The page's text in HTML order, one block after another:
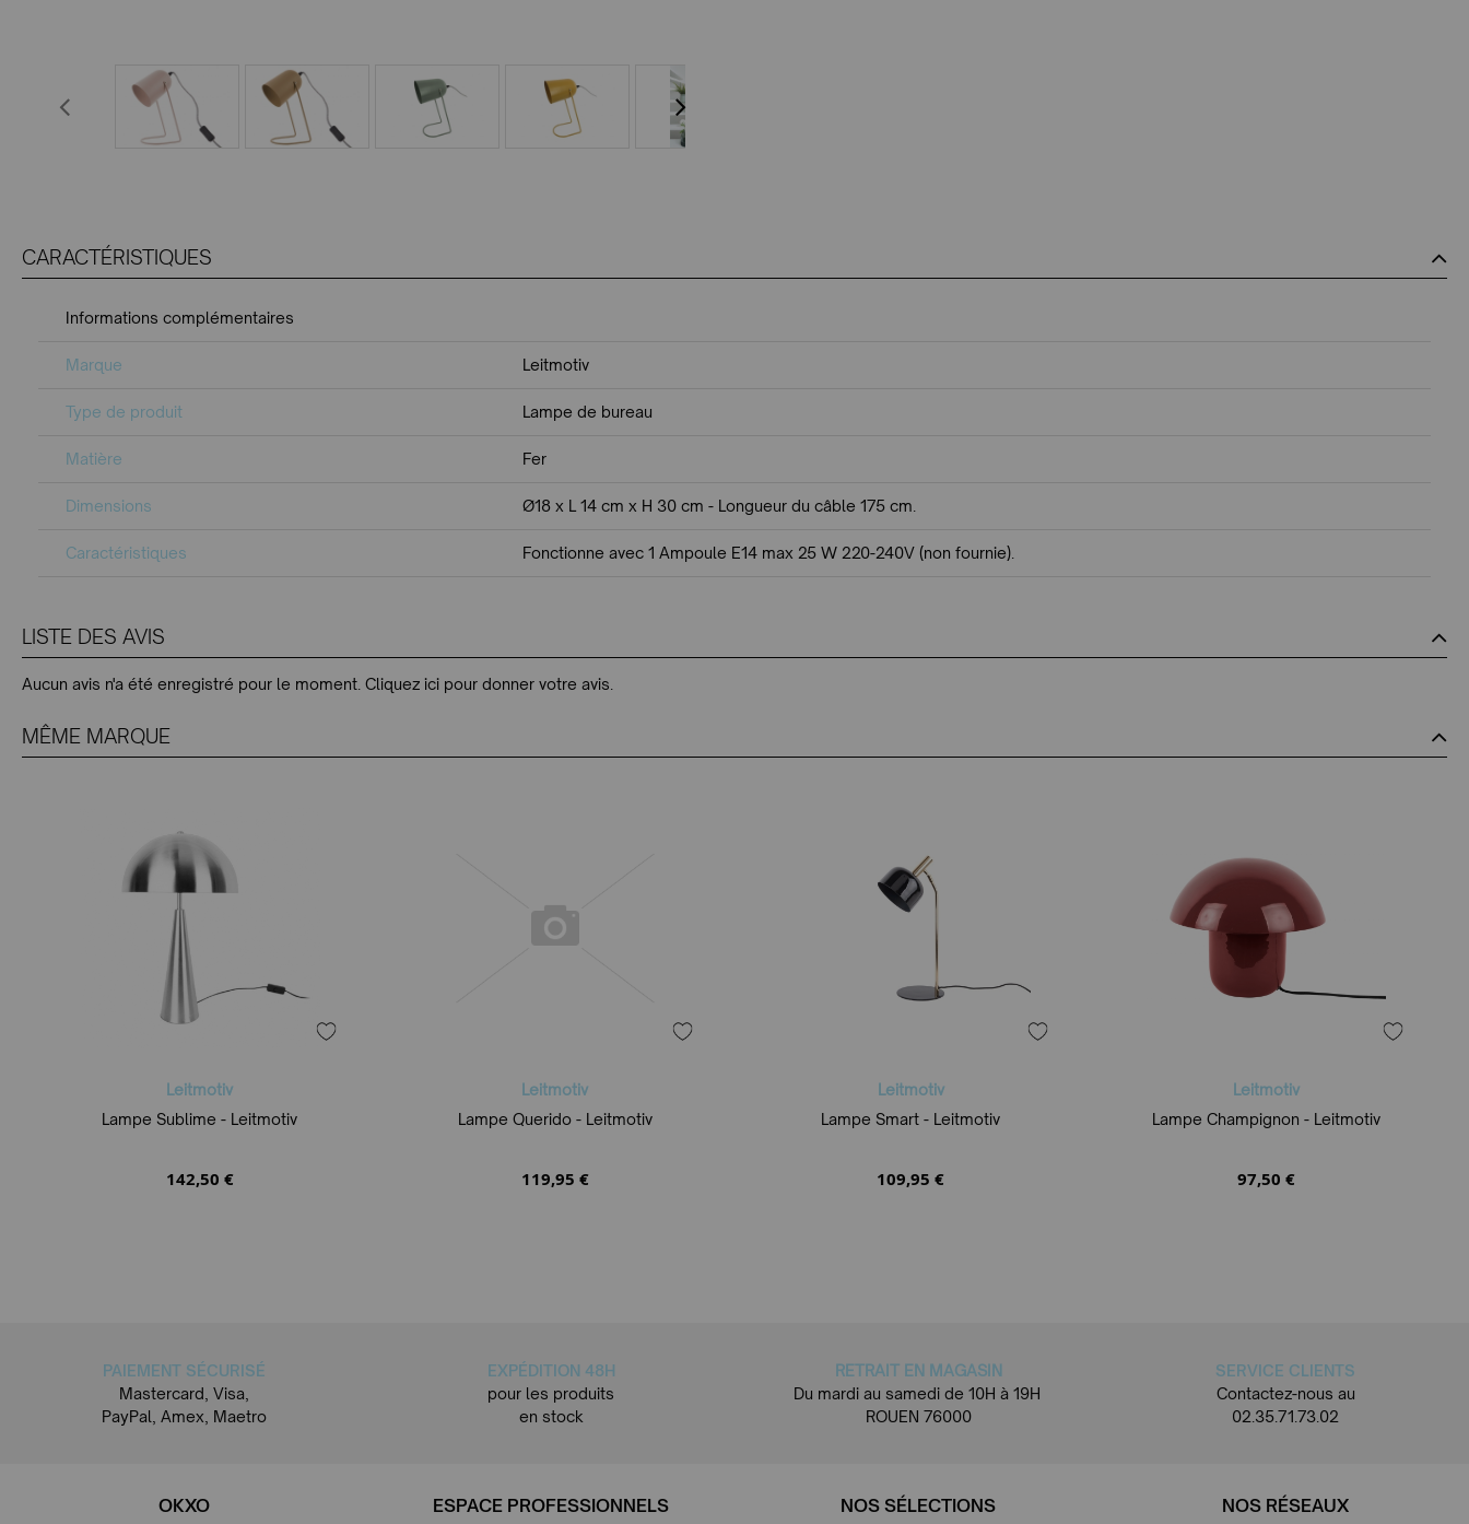
CARACTÉRISTIQUES
Informations complémentaires
Marque Leitmotiv
Type de produit Lampe de bureau
Matière Fer
Dimensions Ø18 x L 14 cm x H 30 cm - Longueur du câble 175 cm.
Caractéristiques Fonctionne avec 1 Ampoule E14 max 25 W 220-240V (non fournie).
LISTE DES AVIS
Aucun avis n'a été enregistré pour le moment. Cliquez ici pour donner votre avis.
MÊME MARQUE
Leitmotiv
Lampe Sublime - Leitmotiv
142,50 €
Leitmotiv
Lampe Querido - Leitmotiv
119,95 €
Leitmotiv
Lampe Smart - Leitmotiv
109,95 €
Leitmotiv
Lampe Champignon - Leitmotiv
97,50 €
PAIEMENT SÉCURISÉ
Mastercard, Visa,
PayPal, Amex, Maetro
EXPÉDITION 48H
pour les produits
en stock
RETRAIT EN MAGASIN
Du mardi au samedi de 10H à 19H
ROUEN 76000
SERVICE CLIENTS
Contactez-nous au
02.35.71.73.02
OKXO ESPACE PROFESSIONNELS NOS SÉLECTIONS NOS RÉSEAUX